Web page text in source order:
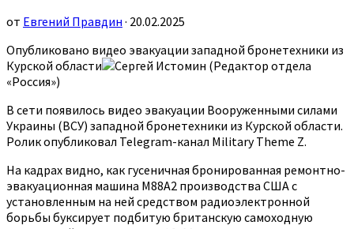
от Евгений Правдин · 20.02.2025
Опубликовано видео эвакуации западной бронетехники из
Курской области
Сергей Истомин (Редактор отдела
«Россия»)
В сети появилось видео эвакуации Вооруженными силами
Украины (ВСУ) западной бронетехники из Курской области.
Ролик опубликовал Telegram-канал Military Theme Z.
На кадрах видно, как гусеничная бронированная ремонтно-
эвакуационная машина M88A2 производства США с
установленным на ней средством радиоэлектронной
борьбы буксирует подбитую британскую самоходную